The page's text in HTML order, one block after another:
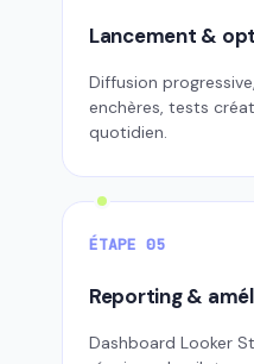
Lancement &
Diffusion
enchères, tests
quotidien.
ÉTAPE 05
Reporting &
Dashboard Looker